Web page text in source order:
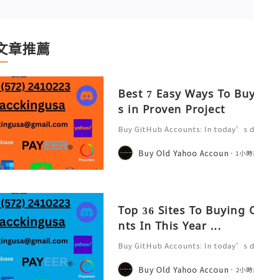
章推薦
Best 7 Easy Ways To
s in Proven Project
Buy GitHub Accounts: In today’s
n ever. GitHub has become one
forms for developers, compa
Buy Old Yahoo Accoun 1小
Top 36 Sites To Buying
nts In This Year ...
Buy GitHub Accounts: In today’s
n ever. GitHub has become one
forms for developers, compa
Buy Old Yahoo Accoun 2小